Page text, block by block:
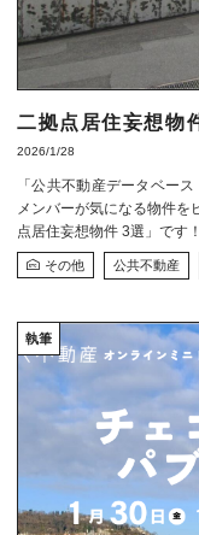
二拠点居住妄想物
2026/1/28
「公共不動産データベー
メンバーが気になる物件
点居住妄想物件 3選」です
その他 公共不動産
執筆